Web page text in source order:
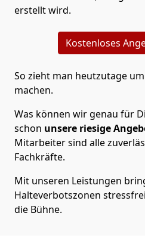
erstellt wird.
Kostenloses
So zieht man heutzutage
machen.
Was können wir genau für
schon unsere riesige
Mitarbeiter sind alle
Fachkräfte.
Mit unseren Leistungen
Halteverbotszonen
die Bühne.